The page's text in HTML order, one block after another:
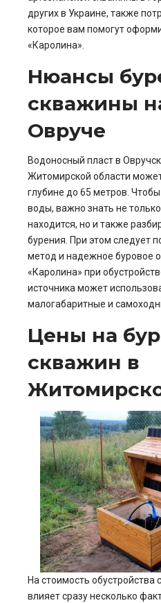
других в Украине, также
которое вам помогут
«Каролина».
Нюансы
скважины
Овруче
Водоносный пласт в
Житомирской области
глубине до 65 метров.
воды, важно знать не
находится, но и также
бурения. При этом следует
метод и надежное буровое
«Каролина» при
источника может
малогабаритные и
Цены на
скважин в
На стоимость
влияет сразу несколько